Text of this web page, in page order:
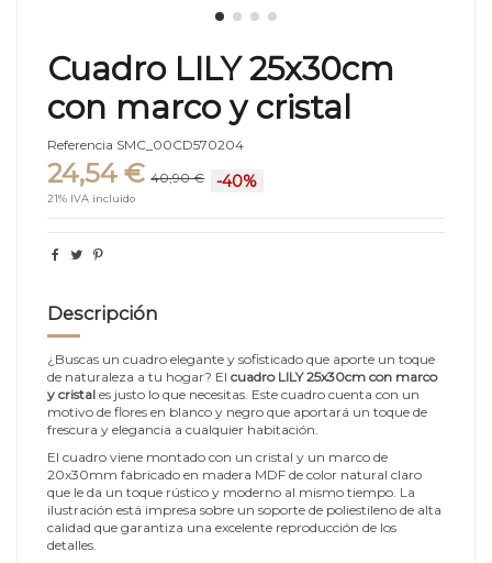
Cuadro LILY 25x30cm
con marco y cristal
Referencia SMC_00CD570204
24,54 € 40,90 € -40%
21% IVA incluido
Descripción
¿Buscas un cuadro elegante y sofisticado que aporte un toque
de naturaleza a tu hogar? El cuadro LILY 25x30cm con marco
y cristal es justo lo que necesitas. Este cuadro cuenta con un
motivo de flores en blanco y negro que aportará un toque de
frescura y elegancia a cualquier habitación.
El cuadro viene montado con un cristal y un marco de
20x30mm fabricado en madera MDF de color natural claro
que le da un toque rústico y moderno al mismo tiempo. La
ilustración está impresa sobre un soporte de poliestileno de alta
calidad que garantiza una excelente reproducción de los
detalles.